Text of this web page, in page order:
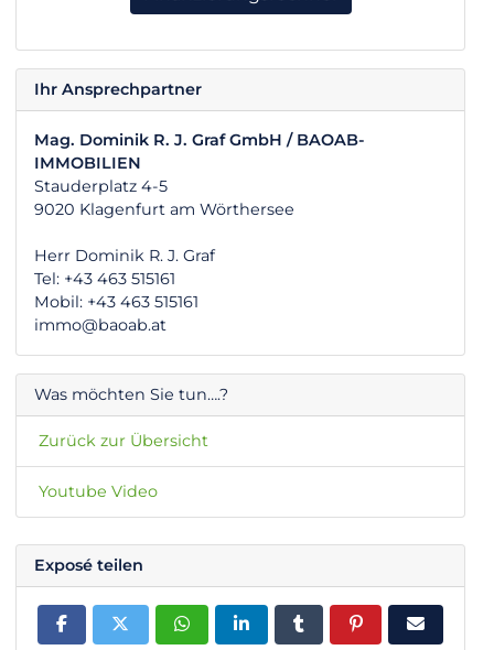
Ihr Ansprechpartner
Mag. Dominik R. J. Graf GmbH / BAOAB-
IMMOBILIEN
Stauderplatz 4-5
9020 Klagenfurt am Wörthersee
Herr Dominik R. J. Graf
Tel: +43 463 515161
Mobil: +43 463 515161
immo@baoab.at
Was möchten Sie tun….?
Zurück zur Übersicht
Youtube Video
Exposé teilen